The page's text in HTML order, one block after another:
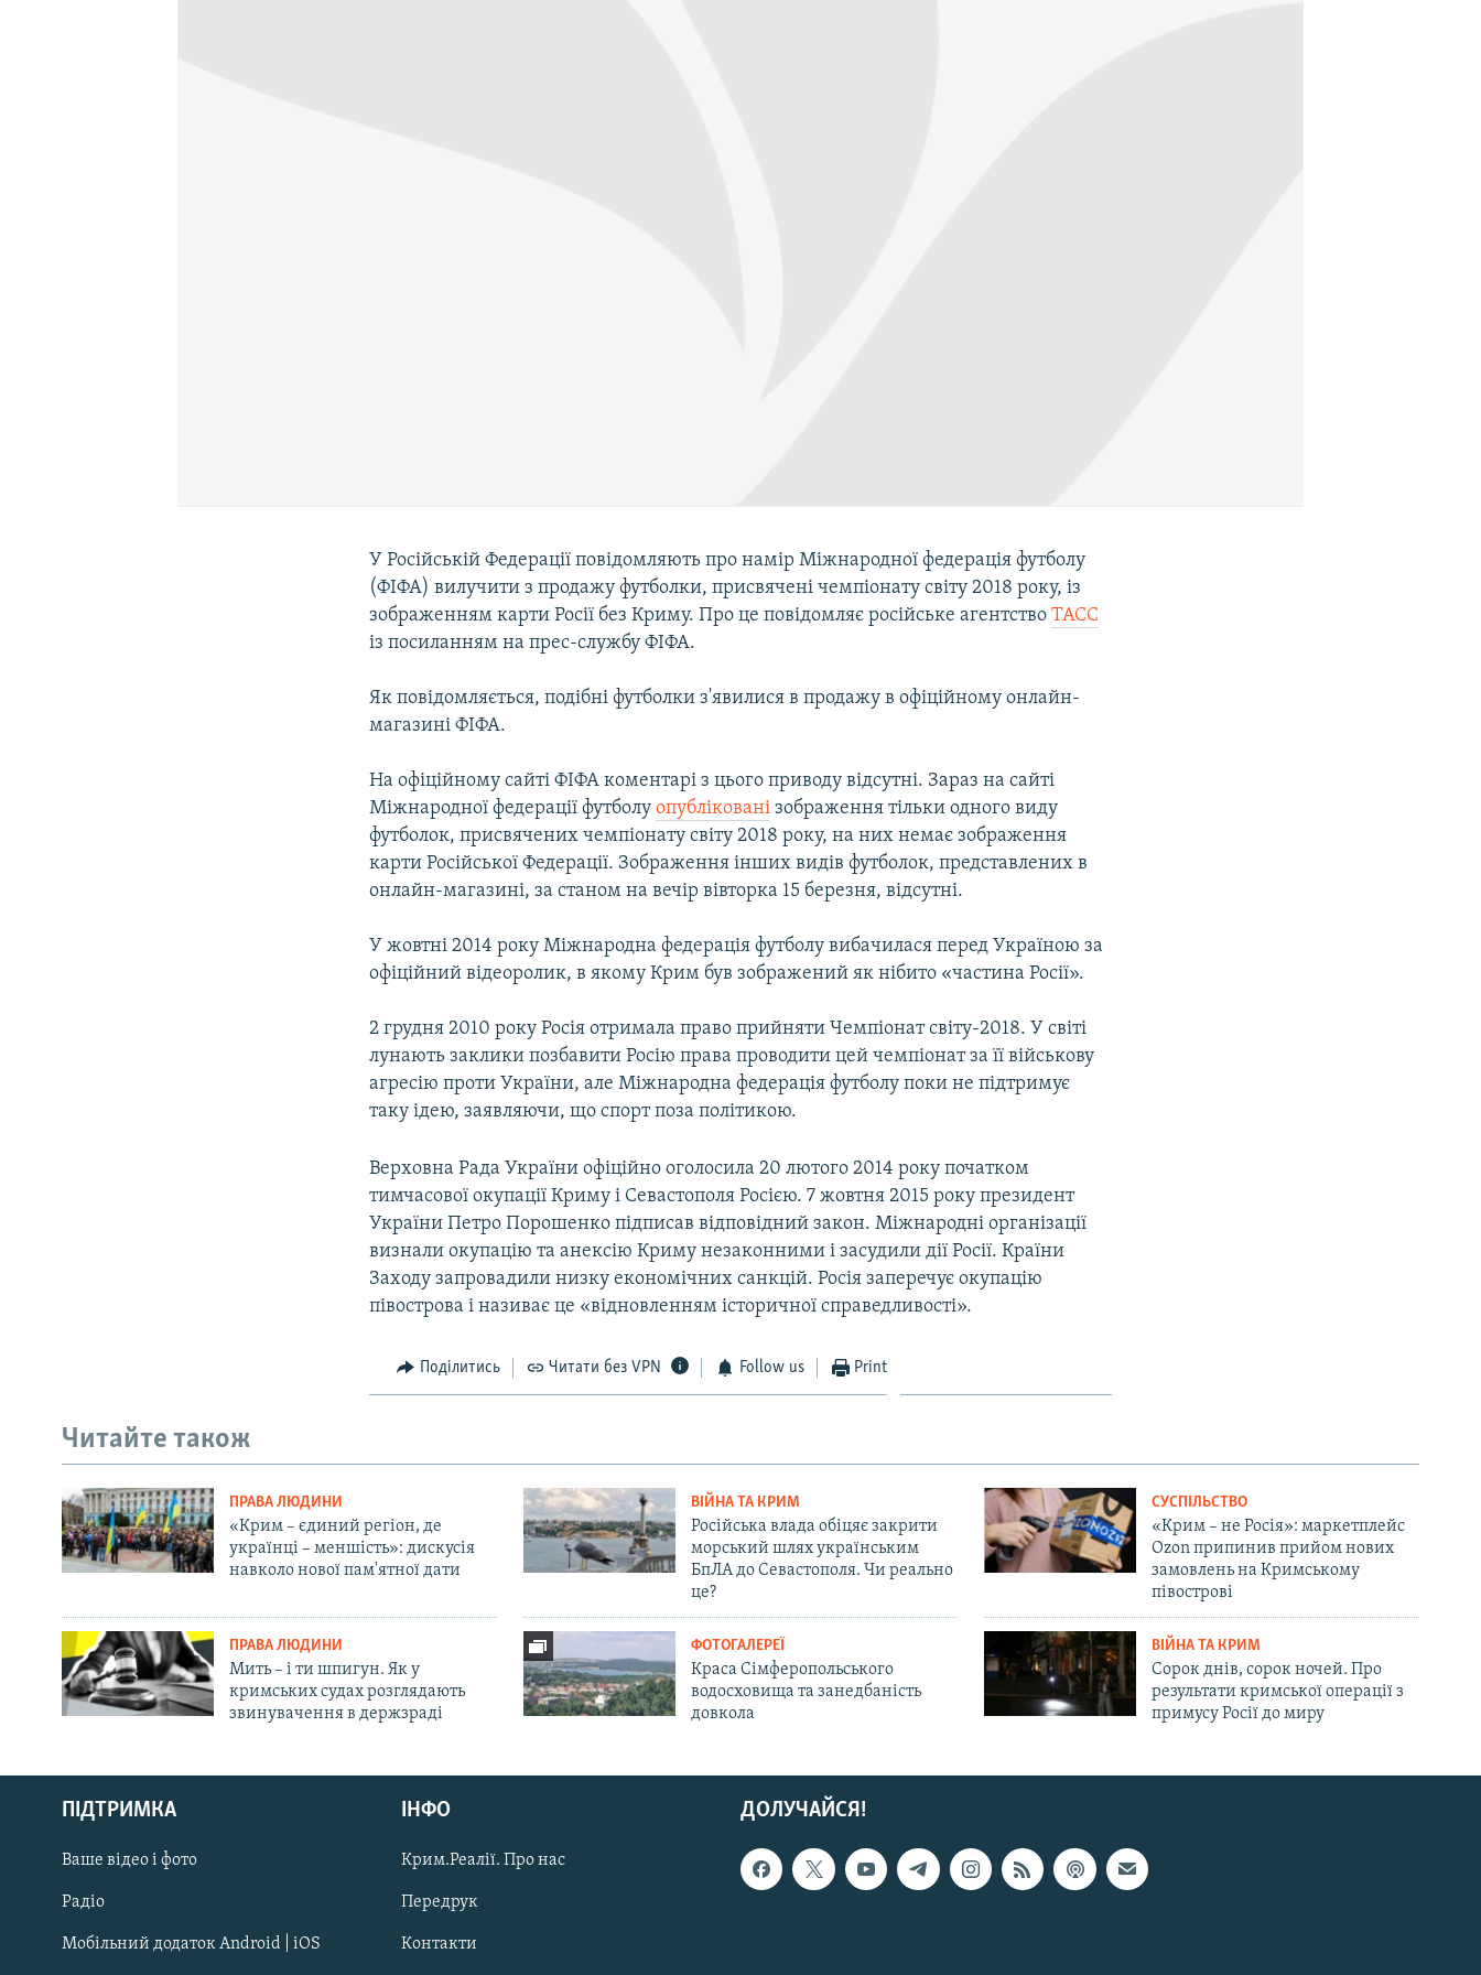
Русский
Qırımtatar
ДОЛУЧАЙСЯ!
У Російській Федерації повідомляють про намір Міжнародної федерація футболу
(ФІФА) вилучити з продажу футболки, присвячені чемпіонату світу 2018 року, із
зображенням карти Росії без Криму. Про це повідомляє російське агентствоТАСС
із посиланням на прес-службу ФІФА.
Як повідомляється, подібні футболки з'явилися в продажу в офіційному онлайн-
магазині ФІФА.
На офіційному сайті ФІФА коментарі з цього приводу відсутні. Зараз на сайті
Міжнародної федерації футболуопубліковані зображення тільки одного виду
футболок, присвячених чемпіонату світу 2018 року, на них немає зображення
карти Російської Федерації. Зображення інших видів футболок, представлених в
онлайн-магазині, за станом на вечір вівторка 15 березня, відсутні.
У жовтні 2014 року Міжнародна федерація футболу вибачилася перед Україною за
офіційний відеоролик, в якому Крим був зображений як нібито «частина Росії».
2 грудня 2010 року Росія отримала право прийняти Чемпіонат світу-2018. У світі
лунають заклики позбавити Росію права проводити цей чемпіонат за її військову
агресію проти України, але Міжнародна федерація футболу поки не підтримує
таку ідею, заявляючи, що спорт поза політикою.
Верховна Рада України офіційно оголосила 20 лютого 2014 року початком
тимчасової окупації Криму і Севастополя Росією. 7 жовтня 2015 року президент
України Петро Порошенко підписав відповідний закон. Міжнародні організації
визнали окупацію та анексію Криму незаконними і засудили дії Росії. Країни
Заходу запровадили низку економічних санкцій. Росія заперечує окупацію
півострова і називає це «відновленням історичної справедливості».
Поділитись Читати без VPN Follow us Print
Читайте також
ПРАВА ЛЮДИНИ
«Крим – єдиний регіон, де
українці – меншість»: дискусія
навколо нової пам'ятної дати
ВІЙНА ТА КРИМ
Російська влада обіцяє закрити
морський шлях українським
БпЛА до Севастополя. Чи реально
це?
СУСПІЛЬСТВО
«Крим – не Росія»: маркетплейс
Ozon припинив прийом нових
замовлень на Кримському
півострові
ПРАВА ЛЮДИНИ
Мить – і ти шпигун. Як у
кримських судах розглядають
звинувачення в держзраді
ФОТОГАЛЕРЕЇ
Краса Сімферопольського
водосховища та занедбаність
довкола
ВІЙНА ТА КРИМ
Сорок днів, сорок ночей. Про
результати кримської операції з
примусу Росії до миру
ДОЛУЧАЙСЯ!
ПІДТРИМКА
Ваше відео і фото
Радіо
Мобільний додаток Android | iOS
ІНФО
Крим.Реалії. Про нас
Передрук
Контакти